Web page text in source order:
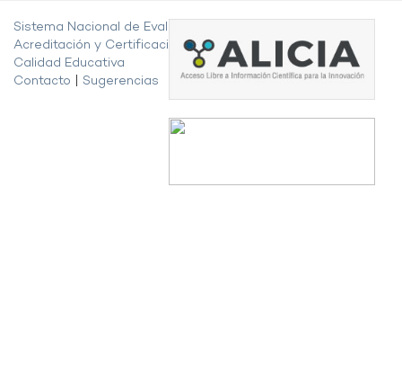
Sistema Nacional de Evaluación,
Acreditación y Certificación de la
Calidad Educativa
Contacto
Sugerencias